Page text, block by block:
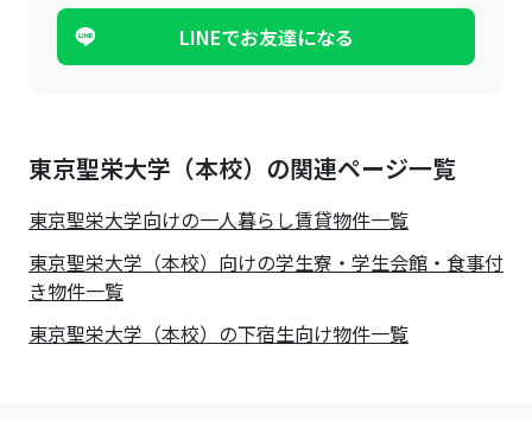
LINEでお友達になる
東京聖栄大学（本校）の関連ページ一覧
東京聖栄大学向けの一人暮らし賃貸物件一覧
東京聖栄大学（本校）向けの学生寮・学生会館・食事付
き物件一覧
東京聖栄大学（本校）の下宿生向け物件一覧